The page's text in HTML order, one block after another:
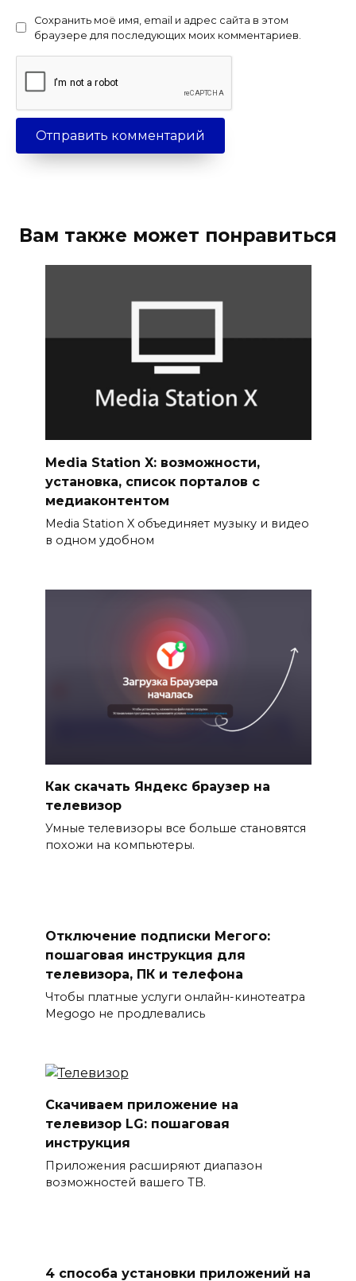
Сохранить моё имя, email и адрес сайта в этом
браузере для последующих моих комментариев.
Вам также может понравиться
Media Station X: возможности,
установка, список порталов с
медиаконтентом
Media Station X объединяет музыку и видео
в одном удобном
Как скачать Яндекс браузер на
телевизор
Умные телевизоры все больше становятся
похожи на компьютеры.
Отключение подписки Мегого:
пошаговая инструкция для
телевизора, ПК и телефона
Чтобы платные услуги онлайн-кинотеатра
Megogo не продлевались
Скачиваем приложение на
телевизор LG: пошаговая
инструкция
Приложения расширяют диапазон
возможностей вашего ТВ.
4 способа установки приложений на